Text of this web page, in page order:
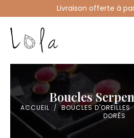
Livraison offerte à
Boucles
ACCUEIL BOUCLES D'OREILLES
DORÉS